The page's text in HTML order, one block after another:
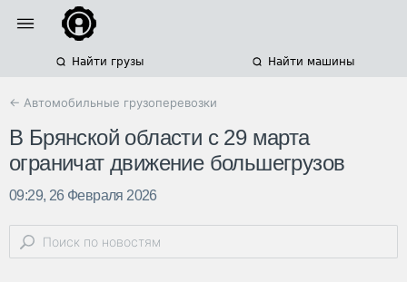
Найти грузы Найти машины
← Автомобильные грузоперевозки
В Брянской области с 29 марта
ограничат движение большегрузов
09:29, 26 Февраля 2026